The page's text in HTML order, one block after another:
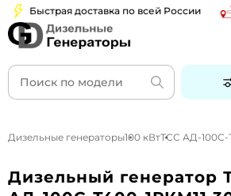
Быстрая доставка по всей России
Дизельные генераторы100 кВтТСС АД-100С-
Дизельный генератор